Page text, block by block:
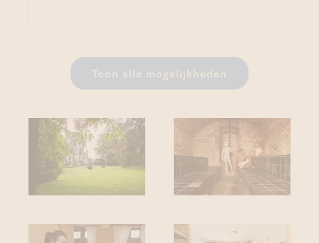
Toon alle mogelijkheden